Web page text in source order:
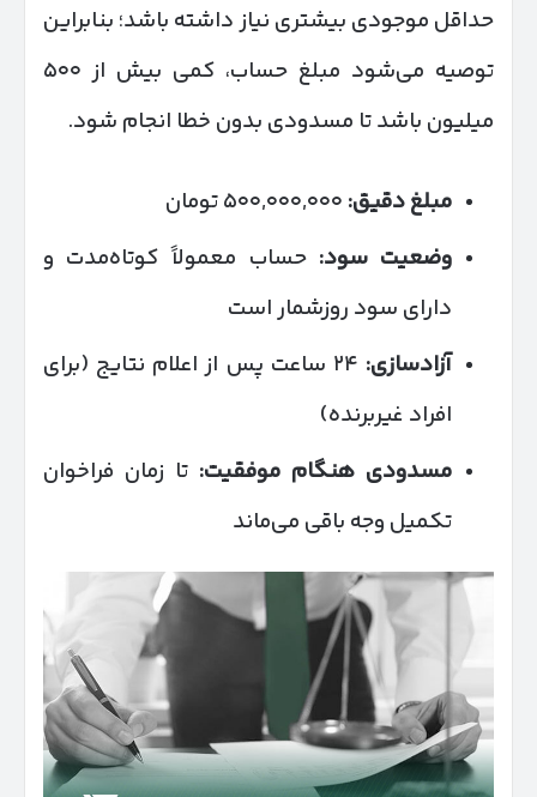
حداقل موجودی بیشتری نیاز داشته باشد؛ بنابراین
توصیه می‌شود مبلغ حساب، کمی بیش از ۵۰۰
میلیون باشد تا مسدودی بدون خطا انجام شود.
مبلغ دقیق:
وضعیت سود: حساب معمولاً کوتاه‌مدت و
دارای سود روزشمار است
آزادسازی:
۲۴ ساعت پس از اعلام نتایج (برای
افراد غیربرنده)
مسدودی هنگام موفقیت: تا زمان فراخوان
تکمیل وجه باقی می‌ماند